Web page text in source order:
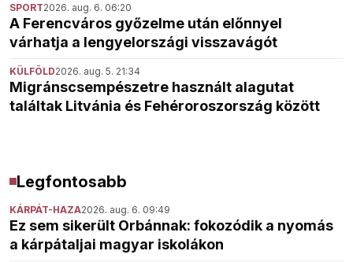
SPORT2026. aug. 6. 06:20
A Ferencváros győzelme után előnnyel
várhatja a lengyelországi visszavágót
KÜLFÖLD2026. aug. 5. 21:34
Migránscsempészetre használt alagutat
találtak Litvánia és Fehéroroszország között
Legfontosabb
KÁRPÁT-HAZA2026. aug. 6. 09:49
Ez sem sikerült Orbánnak: fokozódik a nyomás
a kárpátaljai magyar iskolákon